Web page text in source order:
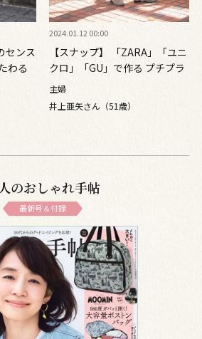
センス
わる
2024.01.12 00:00
【スナップ】 「ZARA」「ユニ
クロ」「GU」で作る プチプラ
3色コーデ
主婦
井上亜矢さん（51歳）
のおしゃれ手帖
最新号＆付録